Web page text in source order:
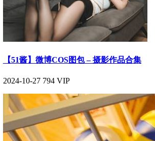
【51酱】微博COS图包 – 摄影作品合集
2024-10-27 794 VIP